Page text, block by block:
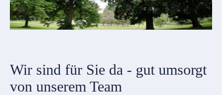
Wir sind für Sie da - gut umsorgt
von unserem Team